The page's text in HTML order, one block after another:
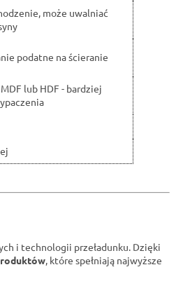
może uwalniać
podatne na ścieranie
lub HDF - bardziej
i technologii przeładunku. Dzięki
, które spełniają najwyższe